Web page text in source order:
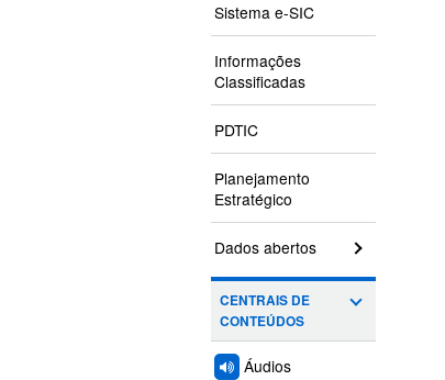
Sistema e-SIC
Informações
Classificadas
PDTIC
Planejamento
Estratégico
Dados abertos
CENTRAIS DE
CONTEÚDOS
Áudios